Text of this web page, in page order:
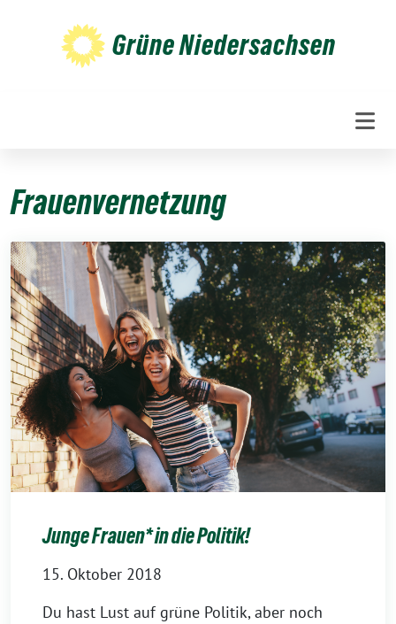
Grüne Niedersachsen
Frauenvernetzung
Junge Frauen* in die Politik!
15. Oktober 2018
Du hast Lust auf grüne Politik, aber noch